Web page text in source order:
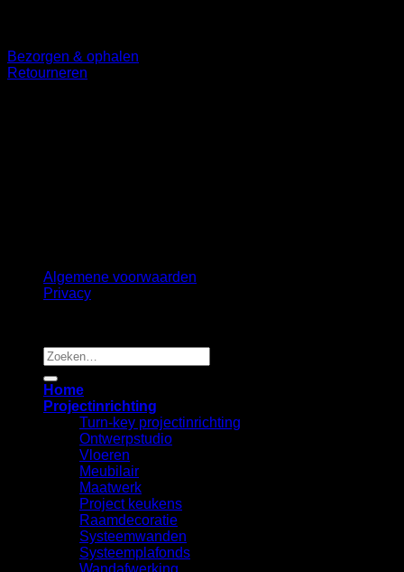
Bezorgen & ophalen
Retourneren
Algemene voorwaarden
Privacy
Zoeken
naar:
Home
Projectinrichting
Turn-key projectinrichting
Ontwerpstudio
Vloeren
Meubilair
Maatwerk
Project keukens
Raamdecoratie
Systeemwanden
Systeemplafonds
Wandafwerking